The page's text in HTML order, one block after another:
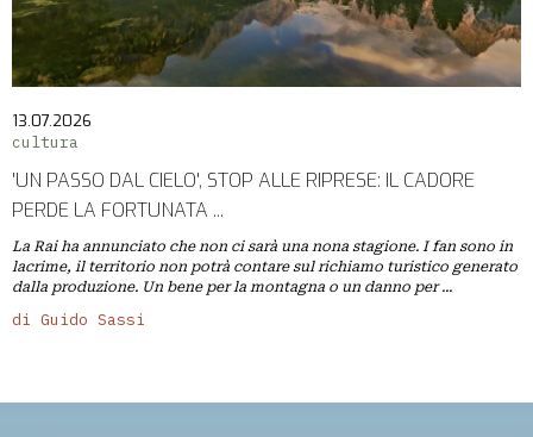
13.07.2026
cultura
'UN PASSO DAL CIELO', STOP ALLE RIPRESE: IL CADORE
PERDE LA FORTUNATA ...
La Rai ha annunciato che non ci sarà una nona stagione. I fan sono in
lacrime, il territorio non potrà contare sul richiamo turistico generato
dalla produzione. Un bene per la montagna o un danno per ...
di Guido Sassi